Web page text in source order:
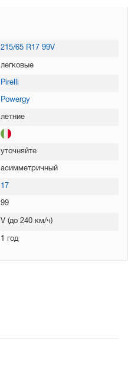
215/65 R17 99V
легковые
Pirelli
Powergy
летние
уточняйте
асимметричный
17
99
V (до 240 км/ч)
1 год